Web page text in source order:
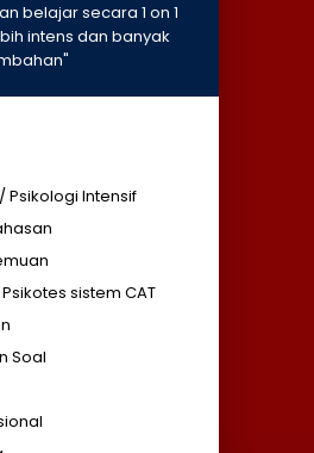
belajar secara 1 on 1
intens dan banyak
Psikologi Intensif
sistem CAT
Soal